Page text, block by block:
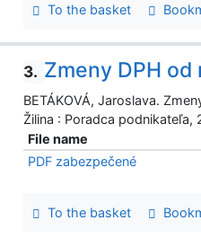
To the basket
3. Zmeny DPH
BETÁKOVÁ, Jaroslava.
Žilina : Poradca
File name
PDF zabezpečené
To the basket